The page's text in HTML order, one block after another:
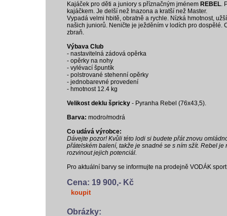
Kajáček pro děti a juniory s příznačným jménem REBEL.
kajáčkem. Je delší než Inazona a kratší než Master.
Vypadá velmi hbitě, obratně a rychle. Nízká hmotnost,
našich juniorů. Neničte je ježděním v lodích pro dospělé.
zbraň.
Výbava Club
- nastavitelná zádová opěrka
- opěrky na nohy
- vylévací špuntík
- polstrované stehenní opěrky
- jednobarevné provedení
- hmotnost 12.4 kg
Velikost deklu špricky - Pyranha Rebel (76x43,5).
Barva: modro/modrá
Co udává výrobce:
Dávejte pozor! Kvůli této lodi si budete přát znovu
přátelském balení, takže je snadné se s ním sžít. Rebel
rozvinout jejich potenciál.
Pro aktuální barvy se informujte na prodejně VODÁK
Cena: 19 900,- Kč
koupit
Obrázky: